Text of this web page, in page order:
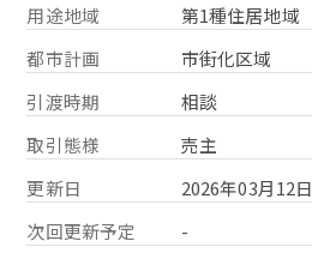
用途地域
第1種住居地域
都市計画
市街化区域
引渡時期
相談
取引態様
売主
更新日
2026年03月12日
次回更新予定
-